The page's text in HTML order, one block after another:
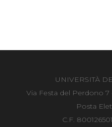
UNIVERSITÀ
Via Festa del Perdono 7
Posta
C.F.